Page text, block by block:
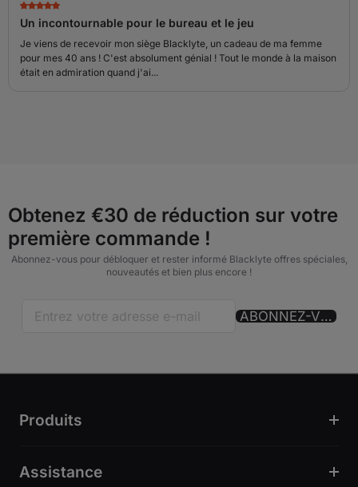
Un incontournable pour le bureau et le jeu
Je viens de recevoir mon siège Blacklyte, un cadeau de ma femme
pour mes 40 ans ! C'est absolument génial ! Tout le monde à la maison
était en admiration quand j'ai...
Obtenez €30 de réduction sur votre
première commande !
Abonnez-vous pour débloquer et rester informé Blacklyte offres spéciales,
nouveautés et bien plus encore !
ABONNEZ-VOUS
Produits
Assistance